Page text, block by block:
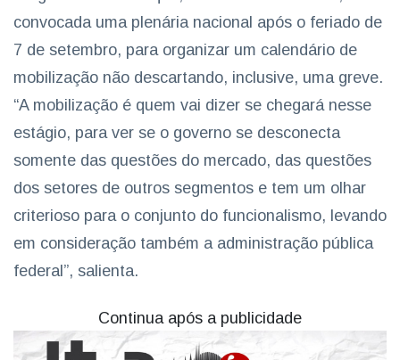
convocada uma plenária nacional após o feriado de
7 de setembro, para organizar um calendário de
mobilização não descartando, inclusive, uma greve.
“A mobilização é quem vai dizer se chegará nesse
estágio, para ver se o governo se desconecta
somente das questões do mercado, das questões
dos setores de outros segmentos e tem um olhar
criterioso para o conjunto do funcionalismo, levando
em consideração também a administração pública
federal”, salienta.
Continua após a publicidade